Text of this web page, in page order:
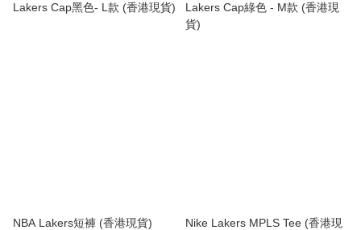
Lakers Cap黑色- L款 (香港現貨)
Lakers Cap綠色 - M款 (香港現
貨)
NBA Lakers短褲 (香港現貨)
Nike Lakers MPLS Tee (香港現